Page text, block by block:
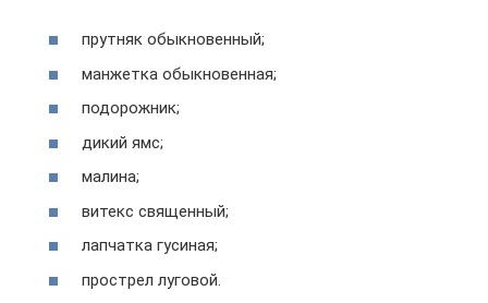
прутняк обыкновенный;
манжетка обыкновенная;
подорожник;
дикий ямс;
малина;
витекс священный;
лапчатка гусиная;
прострел луговой.